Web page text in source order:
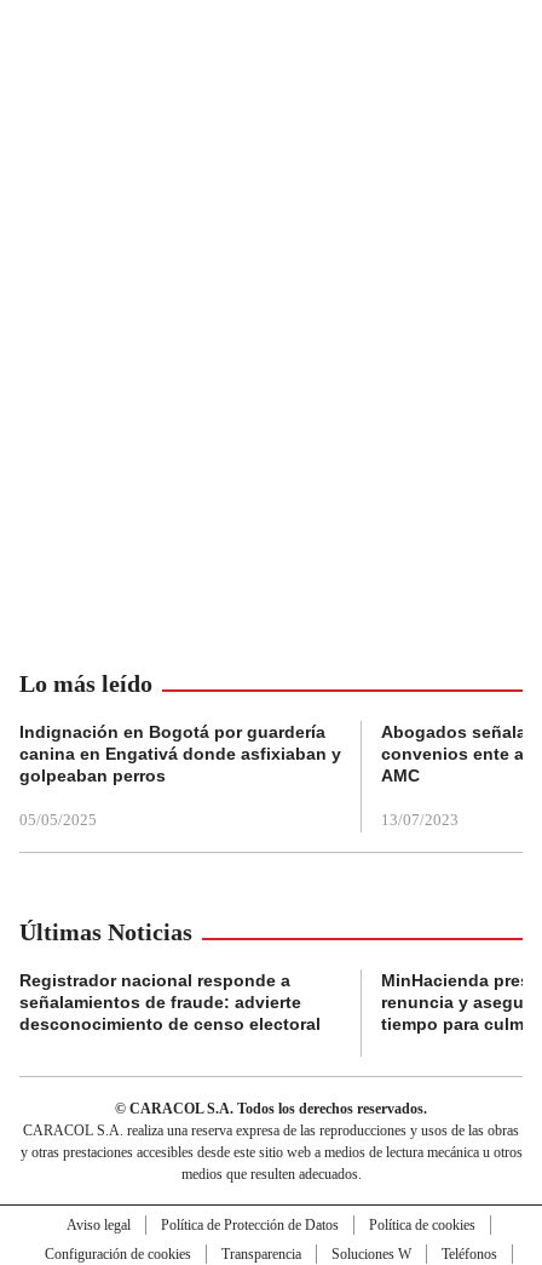
Lo más leído
Indignación en Bogotá por guardería
canina en Engativá donde asfixiaban y
golpeaban perros
05/05/2025
Abogados
convenios ente
AMC
13/07/2023
Últimas Noticias
Registrador nacional responde a
señalamientos de fraude: advierte
desconocimiento de censo electoral
MinHacienda
renuncia y
tiempo para
© CARACOL S.A. Todos los derechos reservados.
CARACOL S.A. realiza una reserva expresa de las reproducciones y usos de las obras
y otras prestaciones accesibles desde este sitio web a medios de lectura mecánica u otros
medios que resulten adecuados.
Aviso legal Política de Protección de Datos
Política de cookies
Configuración de cookies
Transparencia Soluciones W
Teléfonos